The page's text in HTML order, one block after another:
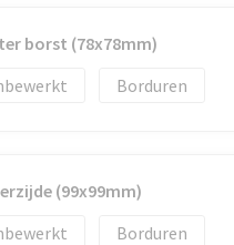
borst (78x78mm)
Borduren
(99x99mm)
Borduren